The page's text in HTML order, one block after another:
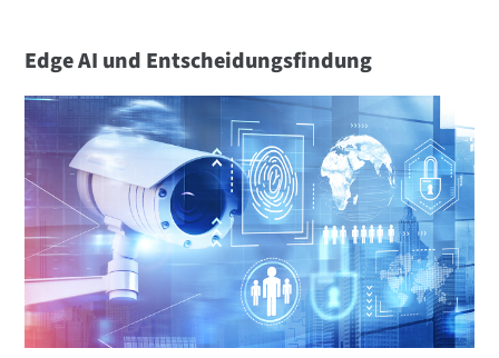
Edge AI und Entscheidungsfindung